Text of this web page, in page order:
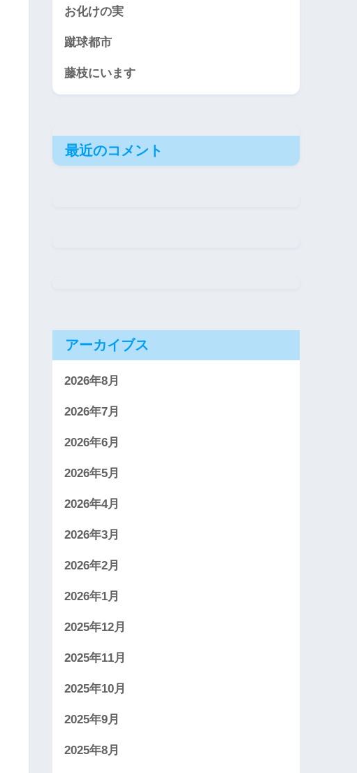
お化けの実
蹴球都市
藤枝にいます
最近のコメント
アーカイブス
2026年8月
2026年7月
2026年6月
2026年5月
2026年4月
2026年3月
2026年2月
2026年1月
2025年12月
2025年11月
2025年10月
2025年9月
2025年8月